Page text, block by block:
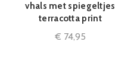
vhals met spiegeltjes
terracotta print
€ 74,95